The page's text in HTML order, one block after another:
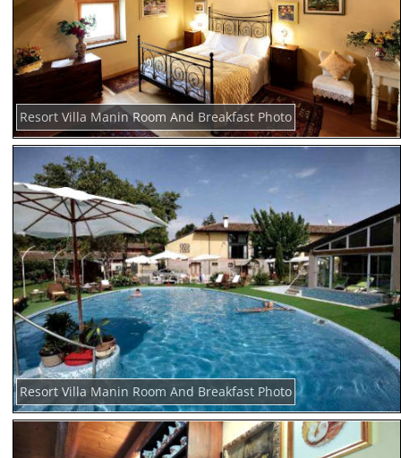
Resort Villa Manin Room And Breakfast Photo
Resort Villa Manin Room And Breakfast Photo